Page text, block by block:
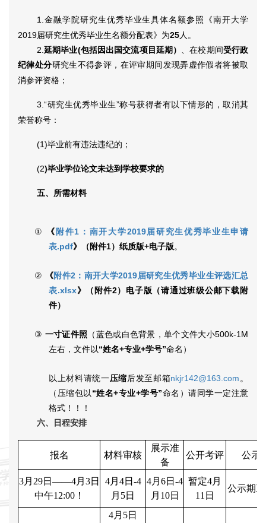
1. 金融学院研究生优秀毕业生具体名额参照《南开大学
2019届研究生优秀毕业生名额分配表》为25人。
2. 延期毕业(包括因出国交流项目延期） 、在校期间受行政
纪律处分研究生不得参评，在评审期间发现弄虚作假者将被取
消参评资格；
3. “研究生优秀毕业生”称号获得者有以下情形的，取消其
荣誉称号：
(1)毕业前有违法违纪的；
(2)毕业学位论文未达到学校要求的
五、 所需材料
① 《附件1：南开大学2019届研究生优秀毕业生申请
表.pdf》（附件1）纸质版+电子版。
② 《附件2：南开大学2019届研究生优秀毕业生评选汇总
表.xlsx》（附件2） 电子版（请通过班级公邮下载附
件）
③ 一寸证件照 （蓝色或白色背景，单个文件大小500k-1M
左右，文件以“姓名+专业+学号”命名）
以上材料请统一压缩 后发至邮箱nkjr142@163.com 。
（压缩包以 “姓名+专业+学号”命名）请同学一定注意
格式！！！
六、日程安排
报名 材料审核
展示准
备
公开考评 公示
3月29日——4月3日
中午12:00！
4月4日-4
月5日
4月6日-4
月10日
暂定4月
11日
公示期
4月5日